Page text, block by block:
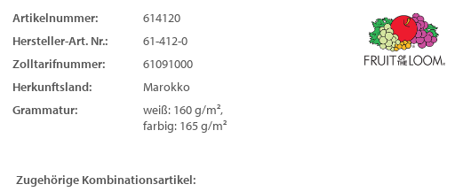
Artikelnummer:
614120
Hersteller-Art. Nr.:
61-412-0
Zolltarifnummer:
61091000
Herkunftsland:
Marokko
Grammatur:
weiß: 160 g/m²,
farbig: 165 g/m²
Zugehörige Kombinationsartikel: